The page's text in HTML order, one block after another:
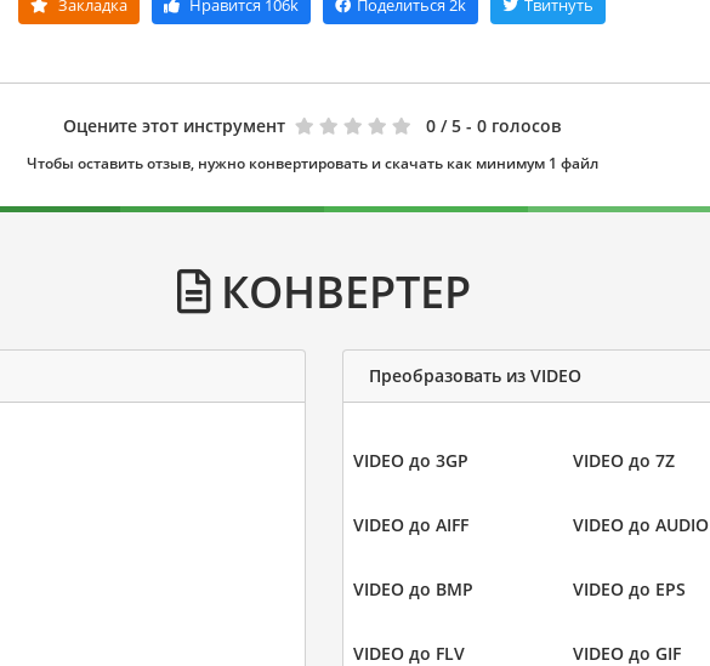
Закладка Нравится 106k Поделиться 2k Твитнуть
Оцените этот инструмент 0 / 5 - 0 голосов
Чтобы оставить отзыв, нужно конвертировать и скачать как минимум 1 файл
КОНВЕРТЕР
Преобразовать из VIDEO
VIDEO до 3GP VIDEO до 7Z
VIDEO до AIFF VIDEO до AUDIO
VIDEO до BMP VIDEO до EPS
VIDEO до FLV VIDEO до GIF